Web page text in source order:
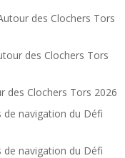
des Clochers Tors
des Clochers Tors
des Clochers Tors 2026
de navigation du Défi
de navigation du Défi